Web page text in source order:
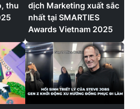
thu
dịch Marketing xuất sắc
nhất tại SMARTIES
Awards Vietnam 2025